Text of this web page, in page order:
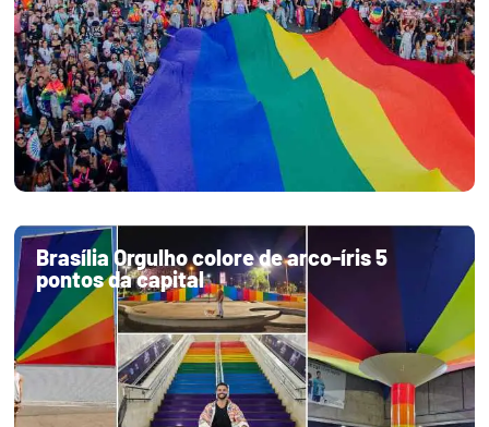
Brasília Orgulho colore de arco-íris 5
pontos da capital